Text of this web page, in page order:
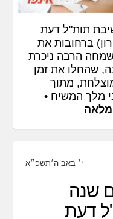
תות"ל דעת
ברחובות את
הרבה ניכרת
שהחלו את זמן
מתוך
מלך המשיח •
י׳ באב ה׳תשפ״א
שנה
דעת